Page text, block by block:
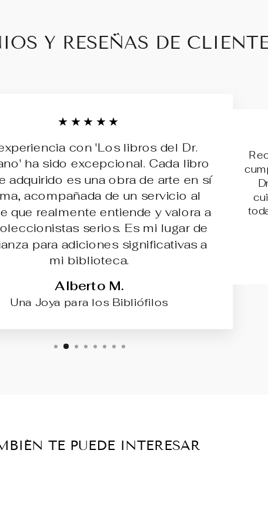
Y RESEÑAS DE
★★★★★
con 'Los libros del Dr.
ha sido excepcional. Cada libro
adquirido es una obra de arte en sí
acompañada de un servicio al
que realmente entiende y valora a
serios. Es mi lugar de
para adiciones significativas a
mi biblioteca.
Alberto M.
Una Joya para los Bibliófilos
TE PUEDE INTERESAR